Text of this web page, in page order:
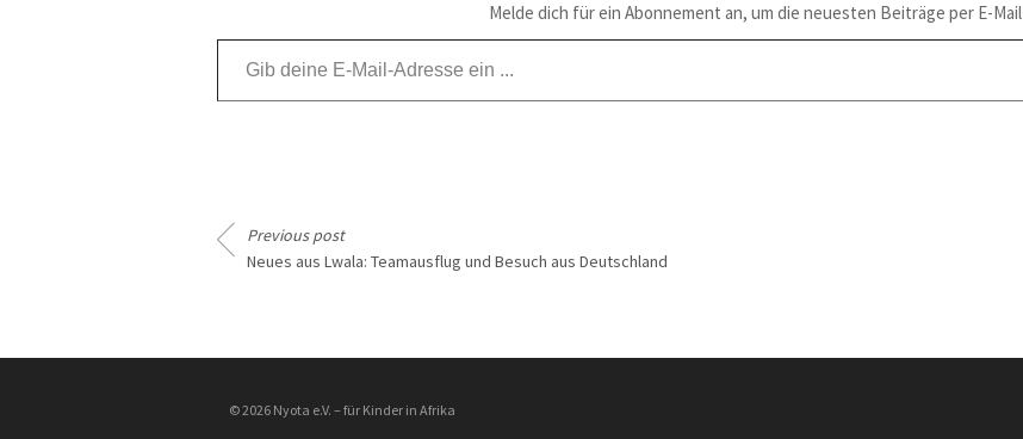
Melde dich für ein Abonnement an, um die neuesten Beiträge per E-
Gib deine E-Mail-Adresse ein ...
Previous post
Neues aus Lwala: Teamausflug und Besuch aus Deutschland
© 2026 Nyota e.V. – für Kinder in Afrika